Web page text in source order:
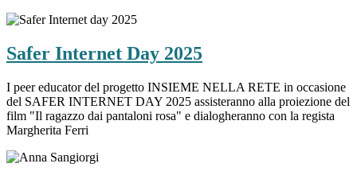
Safer Internet Day 2025
I peer educator del progetto INSIEME NELLA RETE in occasione
del SAFER INTERNET DAY 2025 assisteranno alla proiezione del
film "Il ragazzo dai pantaloni rosa" e dialogheranno con la regista
Margherita Ferri